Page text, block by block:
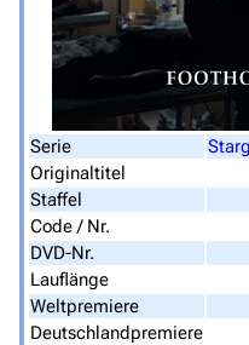
Hauptseite
Serie
Originaltitel
Staffel
Code / Nr.
DVD-Nr.
Lauflänge
Weltpremiere
Deutschlandpremiere